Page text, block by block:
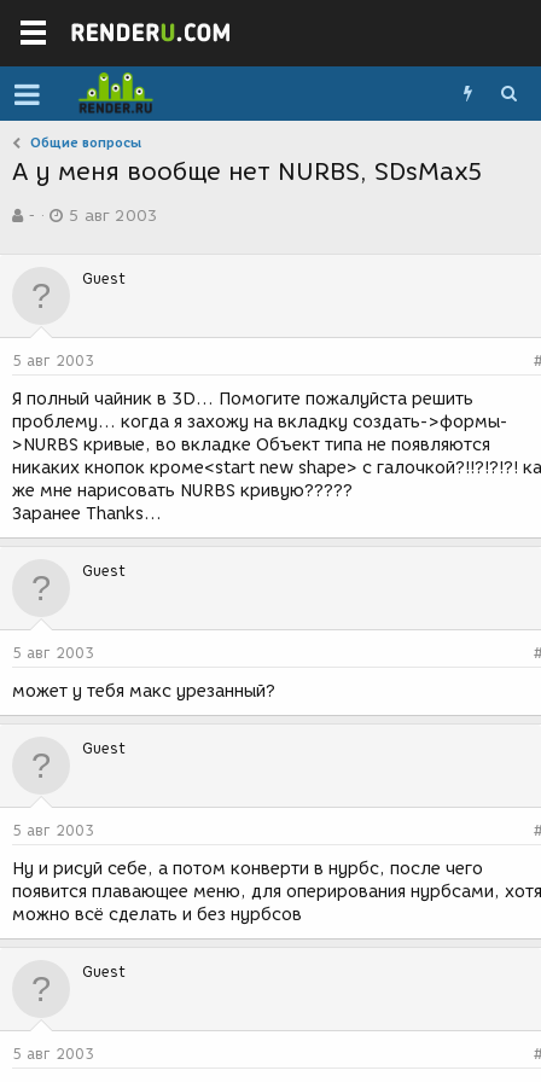
Общие вопросы
А у меня вообще нет NURBS, SDsMax5
в
р
-
а
д
н
и
я
5 авг 2003
Guest
5 авг 2003
Я полный чайник в 3D... Помогите пожалуйста решить
проблему... когда я захожу на вкладку создать->формы-
>NURBS кривые, во вкладке Объект типа не появляются
никаких кнопок кроме<start new shape> c галочкой?!!?!?!?!
же мне нарисовать NURBS кривую?????
Заранее Thanks...
Guest
5 авг 2003
может у тебя макс урезанный?
Guest
5 авг 2003
Ну и рисуй себе, а потом конверти в нурбс, после чего
появится плавающее меню, для оперирования нурбсами, хотя
можно всё сделать и без нурбсов
Guest
5 авг 2003